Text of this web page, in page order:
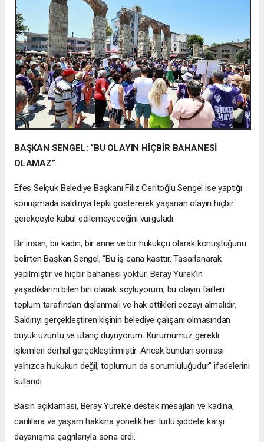
BAŞKAN SENGEL: “BU OLAYIN HİÇBİR BAHANESİ
OLAMAZ”
Efes Selçuk Belediye Başkanı Filiz Ceritoğlu Sengel ise yaptığı
konuşmada saldırıya tepki göstererek yaşanan olayın hiçbir
gerekçeyle kabul edilemeyeceğini vurguladı.
Bir insan, bir kadın, bir anne ve bir hukukçu olarak konuştuğunu
belirten Başkan Sengel, “Bu iş cana kasttır. Tasarlanarak
yapılmıştır ve hiçbir bahanesi yoktur. Beray Yürek’in
yaşadıklarını bilen biri olarak söylüyorum; bu olayın failleri
toplum tarafından dışlanmalı ve hak ettikleri cezayı almalıdır.
Saldırıyı gerçekleştiren kişinin belediye çalışanı olmasından
büyük üzüntü ve utanç duyuyorum. Kurumumuz gerekli
işlemleri derhal gerçekleştirmiştir. Ancak bundan sonrası
yalnızca hukukun değil, toplumun da sorumluluğudur” ifadelerini
kullandı.
Basın açıklaması, Beray Yürek’e destek mesajları ve kadına,
canlılara ve yaşam hakkına yönelik her türlü şiddete karşı
dayanışma çağrılarıyla sona erdi.